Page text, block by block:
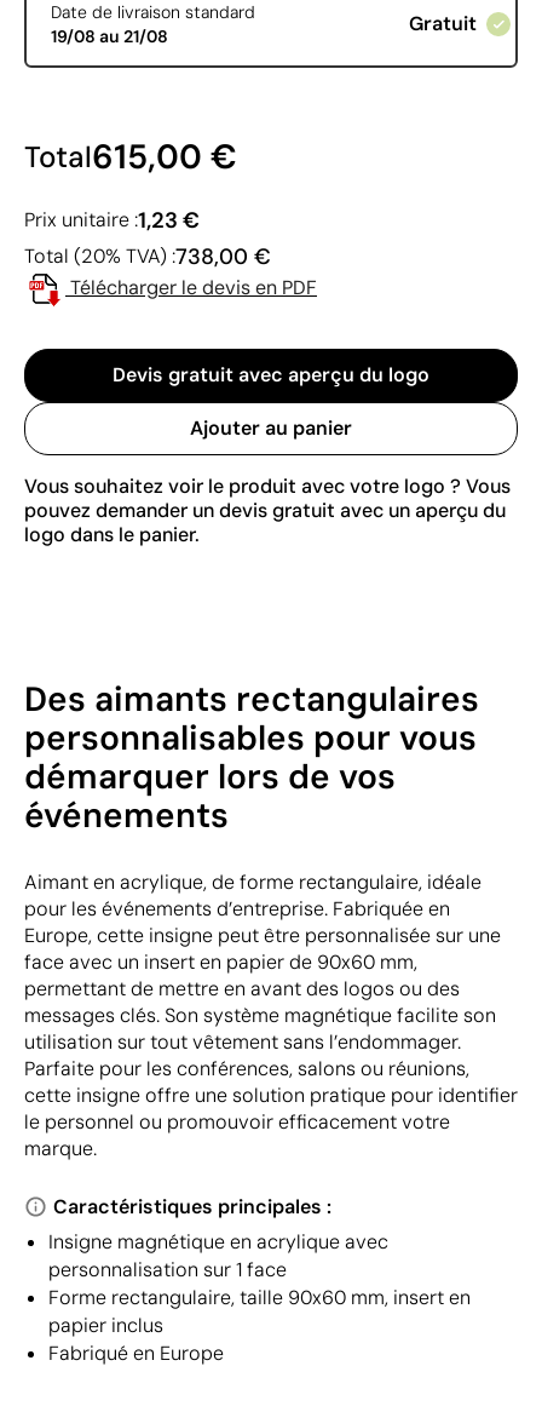
Date de livraison standard
19/08 au 21/08
Gratuit
Total615,00 €
Prix unitaire :1,23 €
Total (20% TVA) :738,00 €
Télécharger le devis en PDF
Devis gratuit avec aperçu du logo
Ajouter au panier
Vous souhaitez voir le produit avec votre logo ? Vous
pouvez demander un devis gratuit avec un aperçu du
logo dans le panier.
Des aimants rectangulaires
personnalisables pour vous
démarquer lors de vos
événements
Aimant en acrylique, de forme rectangulaire, idéale
pour les événements d’entreprise. Fabriquée en
Europe, cette insigne peut être personnalisée sur une
face avec un insert en papier de 90x60 mm,
permettant de mettre en avant des logos ou des
messages clés. Son système magnétique facilite son
utilisation sur tout vêtement sans l’endommager.
Parfaite pour les conférences, salons ou réunions,
cette insigne offre une solution pratique pour identifier
le personnel ou promouvoir efficacement votre
marque.
Caractéristiques principales :
Insigne magnétique en acrylique avec
personnalisation sur 1 face
Forme rectangulaire, taille 90x60 mm, insert en
papier inclus
Fabriqué en Europe